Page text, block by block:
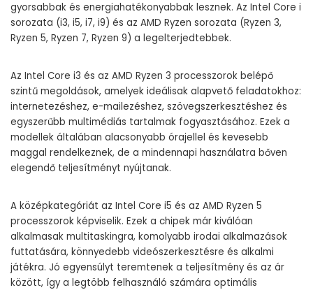
gyorsabbak és energiahatékonyabbak lesznek. Az Intel Core i
sorozata (i3, i5, i7, i9) és az AMD Ryzen sorozata (Ryzen 3,
Ryzen 5, Ryzen 7, Ryzen 9) a legelterjedtebbek.
Az Intel Core i3 és az AMD Ryzen 3 processzorok belépő
szintű megoldások, amelyek ideálisak alapvető feladatokhoz:
internetezéshez, e-mailezéshez, szövegszerkesztéshez és
egyszerűbb multimédiás tartalmak fogyasztásához. Ezek a
modellek általában alacsonyabb órajellel és kevesebb
maggal rendelkeznek, de a mindennapi használatra bőven
elegendő teljesítményt nyújtanak.
A középkategóriát az Intel Core i5 és az AMD Ryzen 5
processzorok képviselik. Ezek a chipek már kiválóan
alkalmasak multitaskingra, komolyabb irodai alkalmazások
futtatására, könnyedebb videószerkesztésre és alkalmi
játékra. Jó egyensúlyt teremtenek a teljesítmény és az ár
között, így a legtöbb felhasználó számára optimális